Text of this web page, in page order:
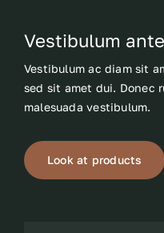
Vestibulum
Vestibulum ac diam sit
sed sit amet dui. Donec
malesuada vestibulum.
Look at products